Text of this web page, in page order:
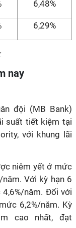
6,48%
6,29%
nay
đội (MB Bank)
suất tiết kiệm tại
với khung lãi
niêm yết ở mức
năm. Với kỳ hạn 6
năm. Đối với
6,2%/năm. Kỳ
cao nhất, đạt